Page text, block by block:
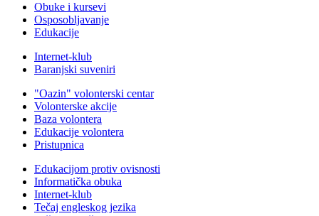
Obuke i kursevi
Osposobljavanje
Edukacije
Internet-klub
Baranjski suveniri
"Oazin" volonterski centar
Volonterske akcije
Baza volontera
Edukacije volontera
Pristupnica
Edukacijom protiv ovisnosti
Informatička obuka
Internet-klub
Tečaj engleskog jezika